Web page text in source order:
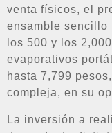
venta físicos, el
ensamble sencillo
los 500 y los
evaporativos
hasta 7,799
compleja, en su
La inversión a